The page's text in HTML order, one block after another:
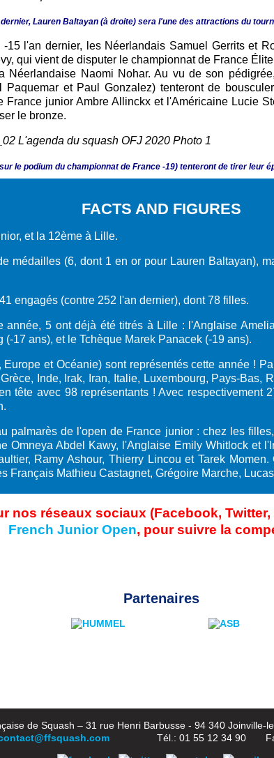
Lauren Baltayan (à droite) sera l'une des attractions du
l'an dernier, les Néerlandais Samuel Gerrits et
qui vient de disputer le championnat de France
Néerlandaise Naomi Nohar. Au vu de son
Paquemar et Paul Gonzalez) tenteront de
junior Ambre Allinckx et l'Américaine Lucie
le bronze.
le podium du championnat de France -19) tenteront de tirer leur
FACTS AND FIGURES
et la 12ème à Lille.
médailles (6, dont 1 en or pour Lauren Baltayan),
engagés (contre 252 l'an dernier), dont 78 filles.
5 ont déjà été titrés à Lille : l'Anglaise
17 ans), et le Tchèque Marek Panacek (-19 ans).
et Océanie) sont représentés cette année !
Inde, Irak, Iran, Italie, Luxembourg, Pays-Bas,
tête avec 98 représentants ! Avec
palmarès de l'open de France junior : chez les
Omneya Abdel Kawy, l'Anglaise Emily Whitlock et
Ramy Ashour, Thierry Lincou et Tarek
Français Mathieu Castagnet, Grégoire Marche,
nos réseaux sociaux (Facebook,
French Junior Open, pour suivre la
Partenaires
de Squash – 31 rue Henri Barbusse - 94 340 Joinville-
Tél.: 01 55 12 34 90 Fax :